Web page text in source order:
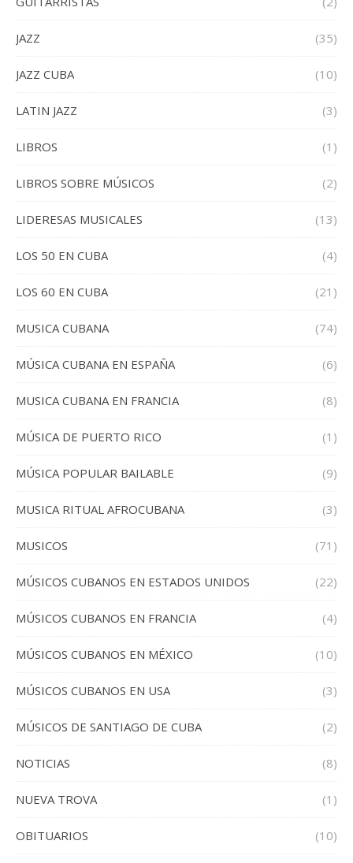
JAZZ (35)
JAZZ CUBA (10)
LATIN JAZZ (3)
LIBROS (1)
LIBROS SOBRE MÚSICOS (2)
LIDERESAS MUSICALES (13)
LOS 50 EN CUBA (4)
LOS 60 EN CUBA (21)
MUSICA CUBANA (74)
MÚSICA CUBANA EN ESPAÑA (6)
MUSICA CUBANA EN FRANCIA (8)
MÚSICA DE PUERTO RICO (1)
MÚSICA POPULAR BAILABLE (9)
MUSICA RITUAL AFROCUBANA (3)
MUSICOS (71)
MÚSICOS CUBANOS EN ESTADOS UNIDOS (22)
MÚSICOS CUBANOS EN FRANCIA (4)
MÚSICOS CUBANOS EN MÉXICO (10)
MÚSICOS CUBANOS EN USA (3)
MÚSICOS DE SANTIAGO DE CUBA (2)
NOTICIAS (8)
NUEVA TROVA (1)
OBITUARIOS (10)